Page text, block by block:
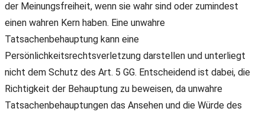
der Meinungsfreiheit, wenn sie wahr sind oder zumindest
einen wahren Kern haben. Eine unwahre
Tatsachenbehauptung kann eine
Persönlichkeitsrechtsverletzung darstellen und unterliegt
nicht dem Schutz des Art. 5 GG. Entscheidend ist dabei, die
Richtigkeit der Behauptung zu beweisen, da unwahre
Tatsachenbehauptungen das Ansehen und die Würde des